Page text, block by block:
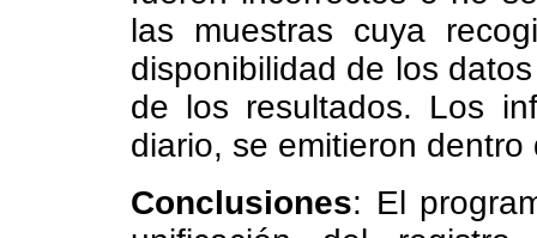
las muestras cuya
disponibilidad de los
de los resultados. Los
diario, se emitieron
Conclusiones: El